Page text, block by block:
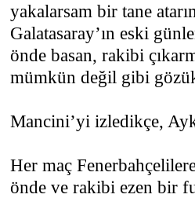
yakalarsam bir tane
Galatasaray’ın eski
önde basan, rakibi
mümkün değil gibi
Mancini’yi izledikçe,
Her maç
önde ve rakibi ezen bir